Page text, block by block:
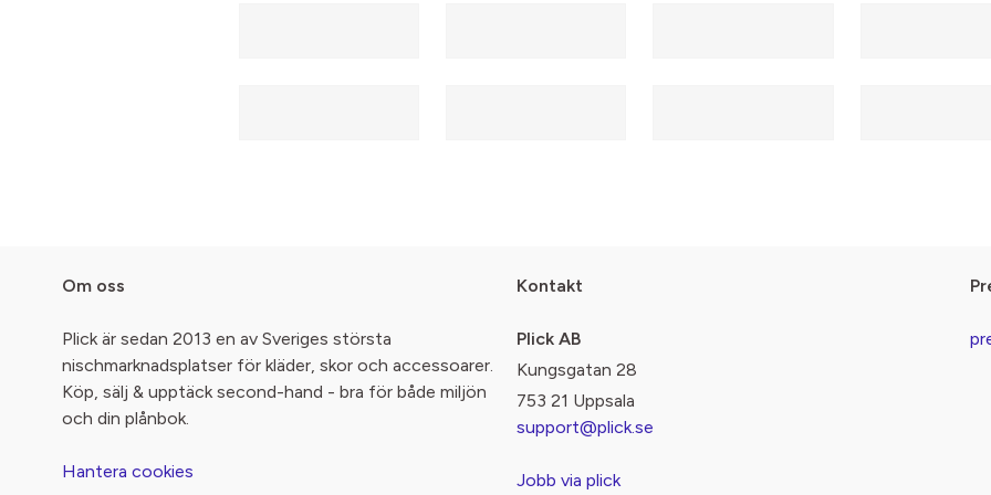
Om oss
Plick är sedan 2013 en av Sveriges största
nischmarknadsplatser för kläder, skor och accessoarer.
Köp, sälj & upptäck second-hand - bra för både miljön
och din plånbok.
Hantera cookies
Kontakt
Plick AB
Kungsgatan 28
753 21 Uppsala
support@plick.se
Jobb via plick